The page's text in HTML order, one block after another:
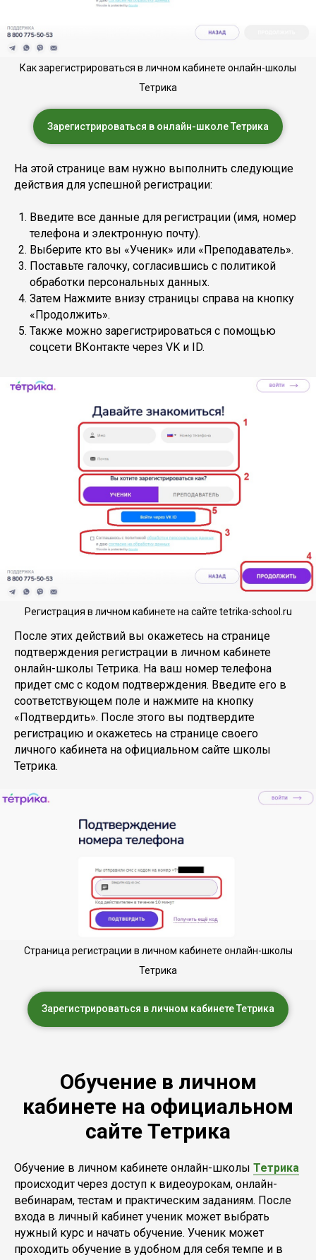
Как зарегистрироваться в личном кабинете онлайн-школы
Тетрика
Зарегистрироваться в онлайн-школе Тетрика
На этой странице вам нужно выполнить следующие
действия для успешной регистрации:
Введите все данные для регистрации (имя, номер
телефона и электронную почту).
Выберите кто вы «Ученик» или «Преподаватель».
Поставьте галочку, согласившись с политикой
обработки персональных данных.
Затем Нажмите внизу страницы справа на кнопку
«Продолжить».
Также можно зарегистрироваться с помощью
соцсети ВКонтакте через VK и ID.
Регистрация в личном кабинете на сайте tetrika-school.ru
После этих действий вы окажетесь на странице
подтверждения регистрации в личном кабинете
онлайн-школы Тетрика. На ваш номер телефона
придет смс с кодом подтверждения. Введите его в
соответствующем поле и нажмите на кнопку
«Подтвердить». После этого вы подтвердите
регистрацию и окажетесь на странице своего
личного кабинета на официальном сайте школы
Тетрика.
Страница регистрации в личном кабинете онлайн-школы
Тетрика
Зарегистрироваться в личном кабинете Тетрика
Обучение в личном
кабинете на официальном
сайте Тетрика
Обучение в личном кабинете онлайн-школы Тетрика
происходит через доступ к видеоурокам, онлайн-
вебинарам, тестам и практическим заданиям. После
входа в личный кабинет ученик может выбрать
нужный курс и начать обучение. Ученик может
проходить обучение в удобном для себя темпе и в